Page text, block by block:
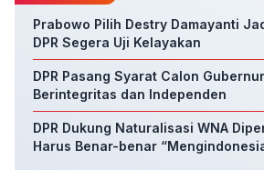
Prabowo Pilih Destry Damayanti
DPR Segera Uji Kelayakan
DPR Pasang Syarat Calon
Berintegritas dan Independen
DPR Dukung Naturalisasi WNA
Harus Benar-benar